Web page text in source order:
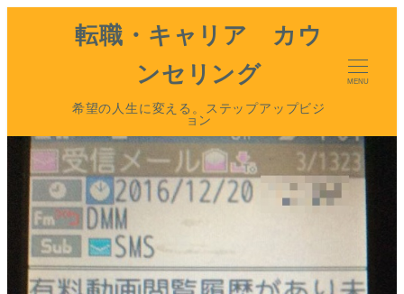
転職・キャリア カウ
ンセリング
希望の人生に変える。ステップアップビジ
ョン
MENU